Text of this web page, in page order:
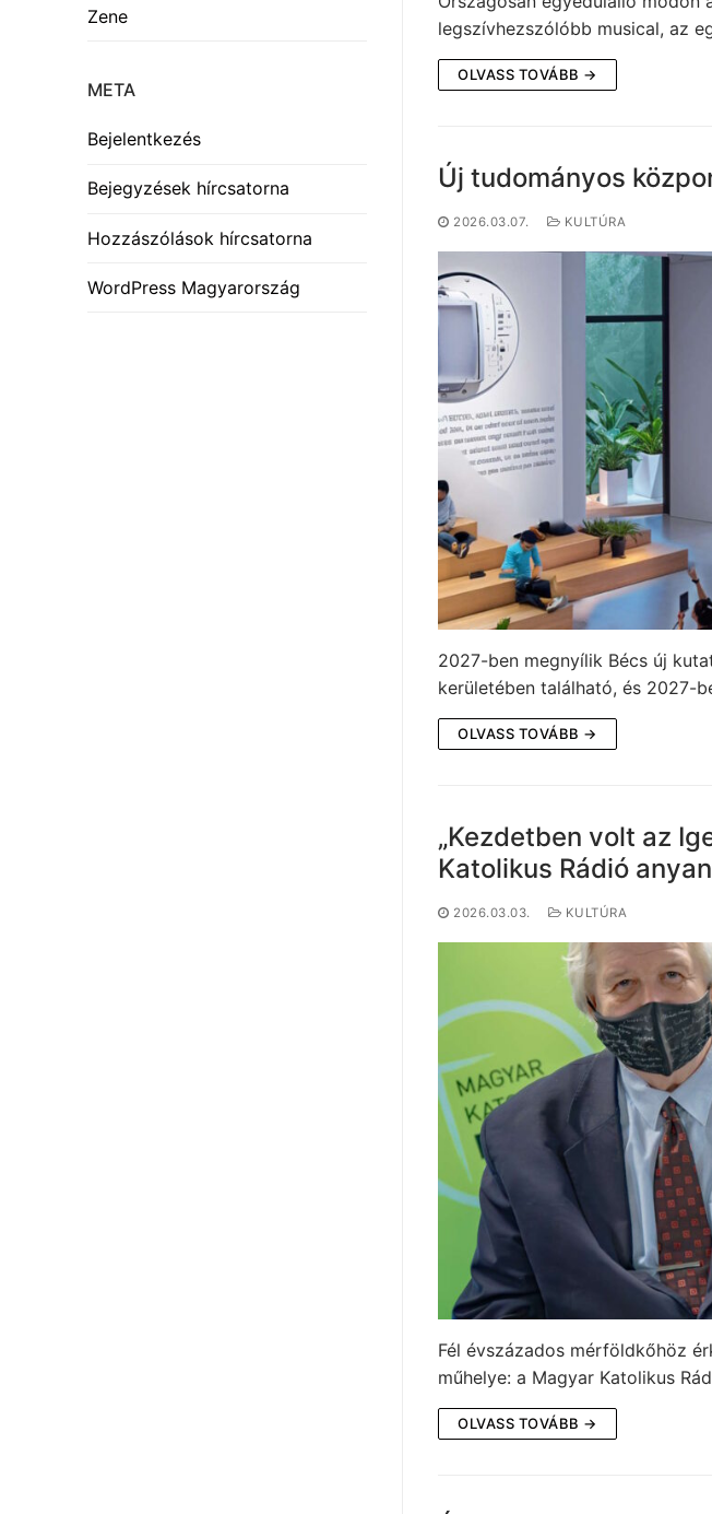
legszívhezszólóbb musical, az
OLVASS TOVÁBB →
Új tudományos
2026.03.07. KULTÚRA
2027-ben megnyílik Bécs új
kerületében található, és 2027-
OLVASS TOVÁBB →
„Kezdetben volt az
Katolikus Rádió
2026.03.03. KULTÚRA
Fél évszázados mérföldkőhöz
műhelye: a Magyar Katolikus
OLVASS TOVÁBB →
Zene
META
Bejelentkezés
Bejegyzések hírcsatorna
Hozzászólások hírcsatorna
WordPress Magyarország